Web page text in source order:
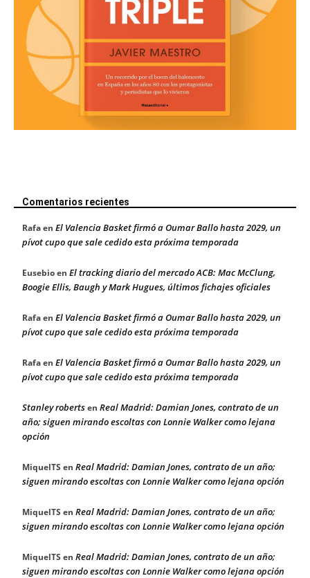
Comentarios recientes
Rafaen El Valencia Basket firmó a Oumar Ballo hasta 2029, un
pívot cupo que sale cedido esta próxima temporada
Eusebioen El tracking diario del mercado ACB: Mac McClung,
Boogie Ellis, Baugh y Mark Hugues, últimos fichajes oficiales
Rafaen El Valencia Basket firmó a Oumar Ballo hasta 2029, un
pívot cupo que sale cedido esta próxima temporada
Rafaen El Valencia Basket firmó a Oumar Ballo hasta 2029, un
pívot cupo que sale cedido esta próxima temporada
Stanley robertsen Real Madrid: Damian Jones, contrato de un
año; siguen mirando escoltas con Lonnie Walker como lejana
opción
MiquelTS en Real Madrid: Damian Jones, contrato de un año;
siguen mirando escoltas con Lonnie Walker como lejana opción
MiquelTS en Real Madrid: Damian Jones, contrato de un año;
siguen mirando escoltas con Lonnie Walker como lejana opción
MiquelTS en Real Madrid: Damian Jones, contrato de un año;
siguen mirando escoltas con Lonnie Walker como lejana opción